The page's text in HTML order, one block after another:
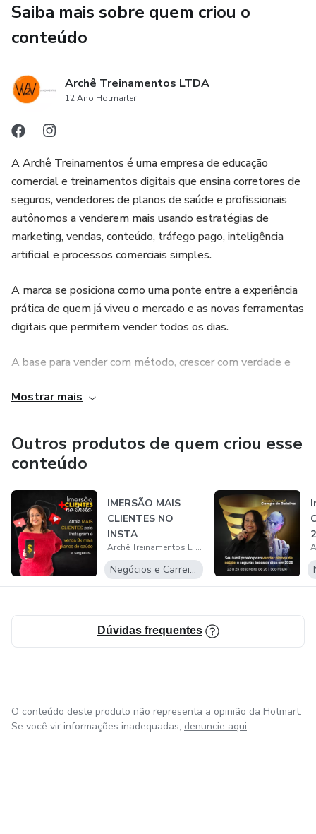
👉 Planilha Carteira 360 (segmentação, rotina 90-90-90,
KPIs e ranking)
👉 Scripts prontos por perfil (famílias, família sem filhos,
MEI/PME, profissionais liberais, sênior etc)
👉 Modelos de campanha (WhatsApp/e-mail) e ideias de
anúncios (Meta/Google)
👉 Checklist de proposta para reduzir retrabalho
👉 Gamificação: pontos, níveis, reforços e prêmios
👉 Aulas ao vivo + gravações
👉 Suporte em grupo
Resultados esperados:
Mais contatos qualificados por dia, reativação de antigos,
início do próximo ano.
Importante:
Não ensinamos a burlar normativa da ANS e regras
comerciais. O foco é compliance ANS, alternativas
legítimas e organização comercial. Resultados variam
conforme esforço, carteira e mercado.
Saiba mais sobre quem criou o
conteúdo
Archê Treinamentos LTDA
12 Ano Hotmarter
A Archê Treinamentos é uma empresa de educação
comercial e treinamentos digitais que ensina corretores de
seguros, vendedores de planos de saúde e profissionais
autônomos a venderem mais usando estratégias de
marketing, vendas, conteúdo, tráfego pago, inteligência
artificial e processos comerciais simples.
A marca se posiciona como uma ponte entre a experiência
prática de quem já viveu o mercado e as novas ferramentas
digitais que permitem vender todos os dias.
A base para vender com método, crescer com verdade e
Mostrar mais
Outros produtos de quem criou esse
conteúdo
IMERSÃO MAIS
CLIENTES NO
INSTA
Archê Treinamentos LTDA
Negócios e Carreira
Dúvidas frequentes
O conteúdo deste produto não representa a opinião da Hotmart.
Se você vir informações inadequadas, denuncie aqui